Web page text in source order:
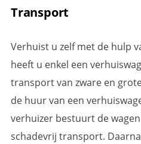
Transport
Verhuist u zelf met de hulp
heeft u enkel een
transport van zware en
de huur van een
verhuizer bestuurt de
schadevrij transport.